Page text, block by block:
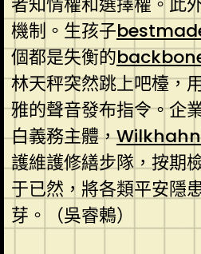
機制。生孩子
個都是失衡的
林天秤突然跳上吧檯，
雅的聲音發布指令。企
白義務主體，Wilkhahn
護維護修繕步隊，按期
于已然，將各類平安隱
芽。（吳睿鶇）